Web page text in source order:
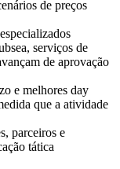
de preços
serviços de
de aprovação
e melhores day
que a atividade
parceiros e
tática